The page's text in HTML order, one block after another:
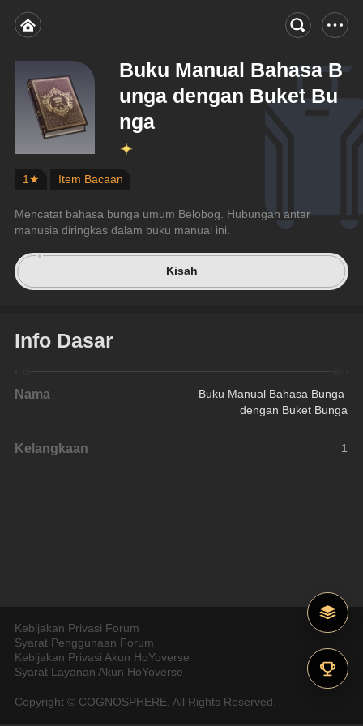
Buku Manual Bahasa B
unga dengan Buket Bu
nga
1★ Item Bacaan
Mencatat bahasa bunga umum Belobog. Hubungan antar
manusia diringkas dalam buku manual ini.
Kisah
Info Dasar
Nama
Buku Manual Bahasa Bunga
dengan Buket Bunga
Kelangkaan 1
Kebijakan Privasi Forum
Syarat Penggunaan Forum
Kebijakan Privasi Akun HoYoverse
Syarat Layanan Akun HoYoverse
Copyright © COGNOSPHERE. All Rights Reserved.